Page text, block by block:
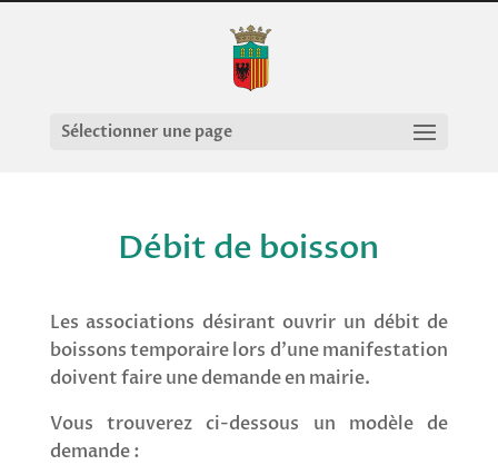
Sélectionner une page
Débit de boisson
Les associations désirant ouvrir un débit de
boissons temporaire lors d’une manifestation
doivent faire une demande en mairie.
Vous trouverez ci-dessous un modèle de
demande :